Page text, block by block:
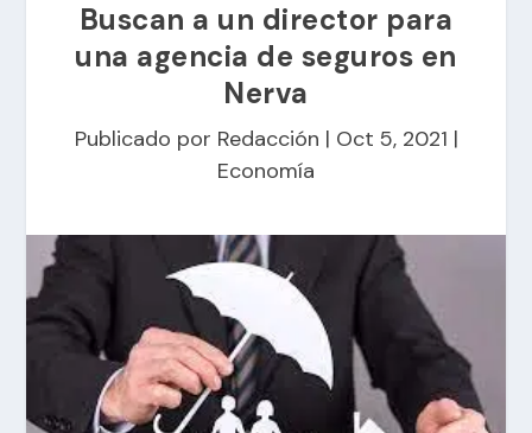
Buscan a un director para
una agencia de seguros en
Nerva
Publicado por Redacción | Oct 5, 2021 |
Economía